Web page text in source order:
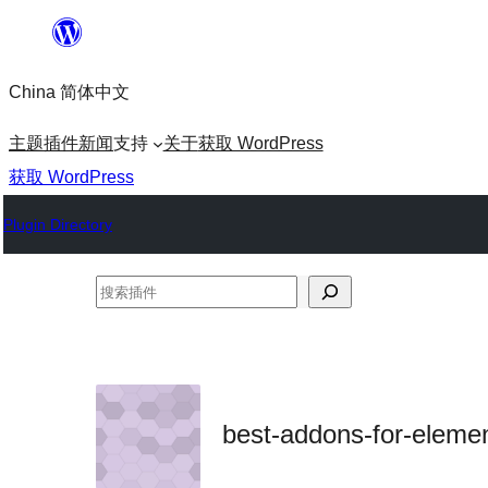
内
容
China 简体中文
主题插件新闻支持 关于获取 WordPress
获取 WordPress
Plugin Directory
搜
件
best-addons-for-